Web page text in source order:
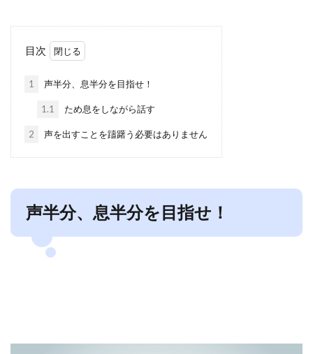
目次
1 声半分、息半分を目指せ！
1.1 ため息をしながら話す
2 声を出すことを躊躇う必要はありません
声半分、息半分を目指せ！